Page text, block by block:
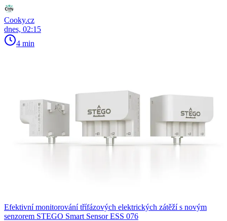
Cooky.cz
dnes, 02:15
4 min
Efektivní monitorování třífázových elektrických zátěží s novým
senzorem STEGO Smart Sensor ESS 076